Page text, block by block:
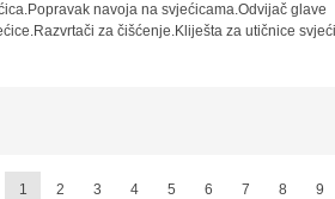
navoja na svjećicama.Odvijač glave
za čišćenje.Kliješta za utičnice
1 2 3 4 5 6 7 8 9